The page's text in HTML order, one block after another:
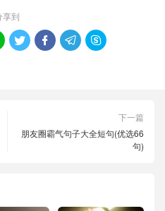
享到
   
下一篇
朋友圈霸气句子大全短句(优选66
句)